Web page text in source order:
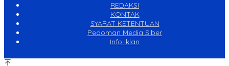
REDAKSI
KONTAK
SYARAT KETENTUAN
Pedoman Media Siber
Info Iklan